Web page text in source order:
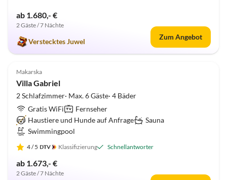
ab 1.680,- €
2 Gäste / 7 Nächte
Verstecktes Juwel
Zum Angebot
5.0 (4)
Makarska
Villa Gabriel
2 Schlafzimmer· Max. 6 Gäste· 4 Bäder
Gratis WiFi
Fernseher
Haustiere und Hunde auf Anfrage
Sauna
Swimmingpool
4/ 5 Klassifizierung Schnellantworter
ab 1.673,- €
2 Gäste / 7 Nächte